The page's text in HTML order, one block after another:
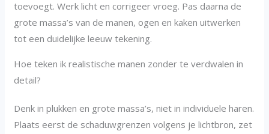
toevoegt. Werk licht en corrigeer vroeg. Pas daarna de
grote massa’s van de manen, ogen en kaken uitwerken
tot een duidelijke leeuw tekening.
Hoe teken ik realistische manen zonder te verdwalen in
detail?
Denk in plukken en grote massa’s, niet in individuele haren.
Plaats eerst de schaduwgrenzen volgens je lichtbron, zet